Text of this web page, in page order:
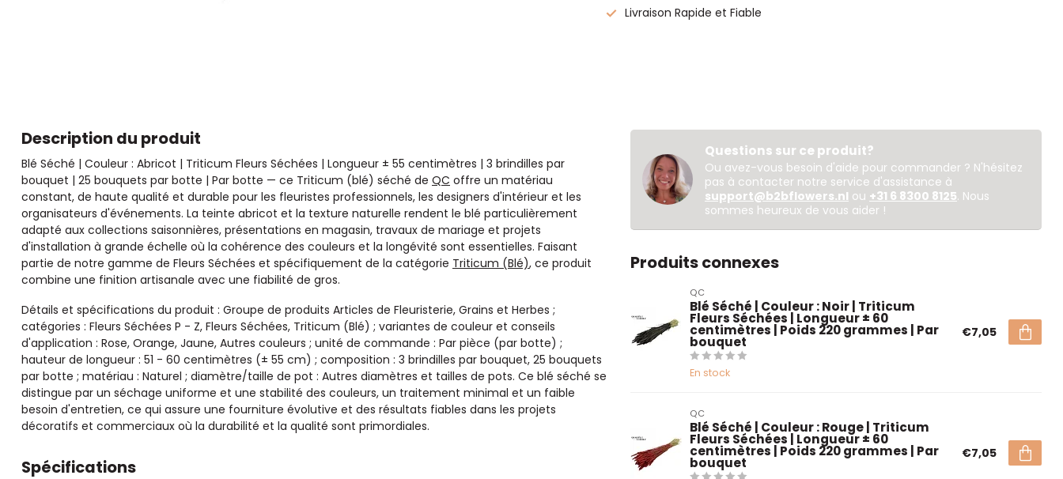
Livraison Rapide et Fiable
Description du produit
Blé Séché | Couleur : Abricot | Triticum Fleurs Séchées | Longueur ± 55 centimètres | 3 brindilles par
bouquet | 25 bouquets par botte | Par botte — ce Triticum (blé) séché de QC offre un matériau
constant, de haute qualité et durable pour les fleuristes professionnels, les designers d'intérieur et les
organisateurs d'événements. La teinte abricot et la texture naturelle rendent le blé particulièrement
adapté aux collections saisonnières, présentations en magasin, travaux de mariage et projets
d'installation à grande échelle où la cohérence des couleurs et la longévité sont essentielles. Faisant
partie de notre gamme de Fleurs Séchées et spécifiquement de la catégorie Triticum (Blé), ce produit
combine une finition artisanale avec une fiabilité de gros.
Détails et spécifications du produit : Groupe de produits Articles de Fleuristerie, Grains et Herbes ;
catégories : Fleurs Séchées P - Z, Fleurs Séchées, Triticum (Blé) ; variantes de couleur et conseils
d'application : Rose, Orange, Jaune, Autres couleurs ; unité de commande : Par pièce (par botte) ;
hauteur de longueur : 51 - 60 centimètres (± 55 cm) ; composition : 3 brindilles par bouquet, 25 bouquets
par botte ; matériau : Naturel ; diamètre/taille de pot : Autres diamètres et tailles de pots. Ce blé séché se
distingue par un séchage uniforme et une stabilité des couleurs, un traitement minimal et un faible
besoin d'entretien, ce qui assure une fourniture évolutive et des résultats fiables dans les projets
décoratifs et commerciaux où la durabilité et la qualité sont primordiales.
Spécifications
Questions sur ce produit?
Ou avez-vous besoin d'aide pour commander ? N'hésitez
pas à contacter notre service d'assistance à
support@b2bflowers.nl ou +31 6 8300 8125. Nous
sommes heureux de vous aider !
Produits connexes
QC
Blé Séché | Couleur : Noir | Triticum
Fleurs Séchées | Longueur ± 60
centimètres | Poids 220 grammes | Par
bouquet
En stock
€7,05
QC
Blé Séché | Couleur : Rouge | Triticum
Fleurs Séchées | Longueur ± 60
centimètres | Poids 220 grammes | Par
bouquet
€7,05